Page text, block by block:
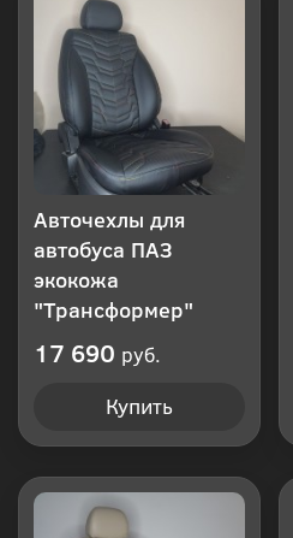
Авточехлы для
автобуса ПАЗ
экокожа
"Трансформер"
17 690 руб.
Купить